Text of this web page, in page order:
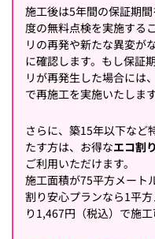
施工後は5年間の保証期間
度の無料点検を実施する
リの再発や新たな異変が
に確認します。もし保証
リが再発生した場合には
で再施工を実施いたします
さらに、築15年以下など
たす方は、お得なエコ割
ご利用いただけます。
施工面積が75平方メート
割り安心プランなら1平
り1,467円（税込）で施工